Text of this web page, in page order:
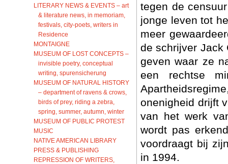
LITERARY NEWS & EVENTS – art
& literature news, in memoriam,
festivals, city-poets, writers in
Residence
MONTAIGNE
MUSEUM OF LOST CONCEPTS –
invisible poetry, conceptual
writing, spurensicherung
MUSEUM OF NATURAL HISTORY
– department of ravens & crows,
birds of prey, riding a zebra,
spring, summer, autumn, winter
MUSEUM OF PUBLIC PROTEST
MUSIC
NATIVE AMERICAN LIBRARY
PRESS & PUBLISHING
REPRESSION OF WRITERS,
tegen de
jonge leven tot
meer
de schrijver Jack
geven waar ze
een rechtse
onenigheid drijft
van het werk
wordt pas
voordraagt bij
in 1994.